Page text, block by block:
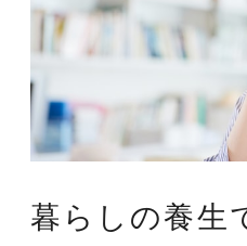
暮らしの養生